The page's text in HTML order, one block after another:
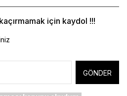
için kaydol !!!
GÖNDER